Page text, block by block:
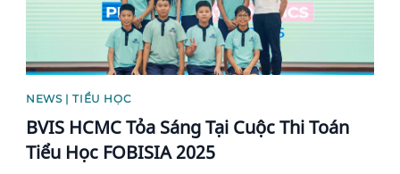
NEWS | TIỂU HỌC
BVIS HCMC Tỏa Sáng Tại Cuộc Thi Toán
Tiểu Học FOBISIA 2025